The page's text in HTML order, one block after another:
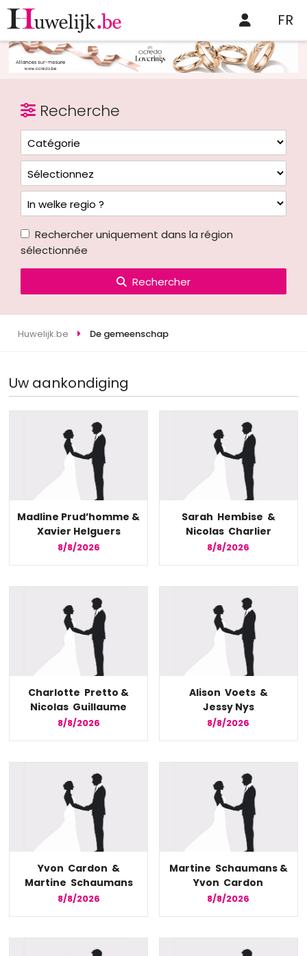
FR
Recherche
Rechercher uniquement dans la région
sélectionnée
Rechercher
Huwelijk.be De gemeenschap
Uw aankondiging
Madline Prud’homme &
Xavier Helguers
8/8/2026
Sarah Hembise &
Nicolas Charlier
8/8/2026
Charlotte Pretto &
Nicolas Guillaume
8/8/2026
Alison Voets &
Jessy Nys
8/8/2026
Yvon Cardon &
Martine Schaumans
8/8/2026
Martine Schaumans &
Yvon Cardon
8/8/2026